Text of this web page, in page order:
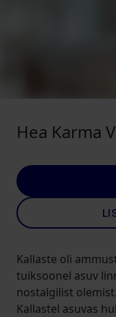
Hea Karma
Kallaste oli
tuiksoonel asuv
nostalgilist
Kallastel asuvas